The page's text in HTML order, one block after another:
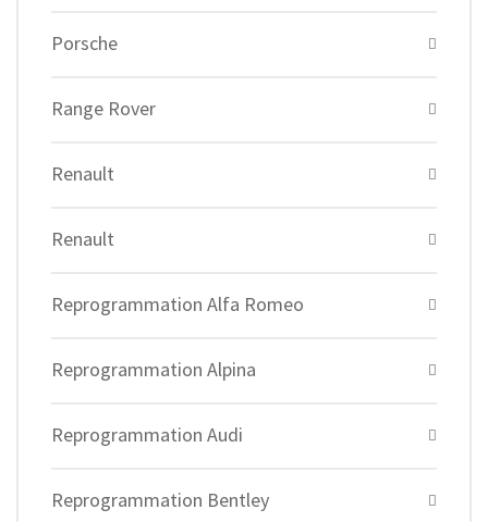
Porsche
Range Rover
Renault
Renault
Reprogrammation Alfa Romeo
Reprogrammation Alpina
Reprogrammation Audi
Reprogrammation Bentley